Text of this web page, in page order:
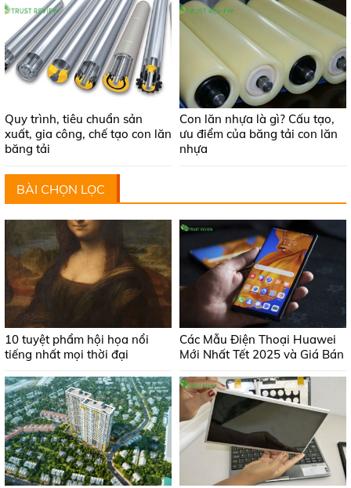
Quy trình, tiêu chuẩn sản
xuất, gia công, chế tạo con lăn
băng tải
Con lăn nhựa là gì? Cấu tạo,
ưu điểm của băng tải con lăn
nhựa
BÀI CHỌN LỌC
10 tuyệt phẩm hội họa nổi
tiếng nhất mọi thời đại
Các Mẫu Điện Thoại Huawei
Mới Nhất Tết 2025 và Giá Bán